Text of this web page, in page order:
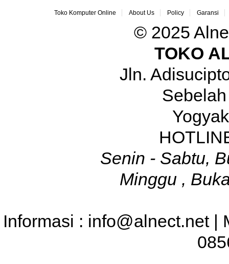
Toko Komputer Online About Us Policy Garansi
© 2025
TOKO
Jln.
Senin - Sabtu,
Minggu ,
Informasi : info@alnect.net |